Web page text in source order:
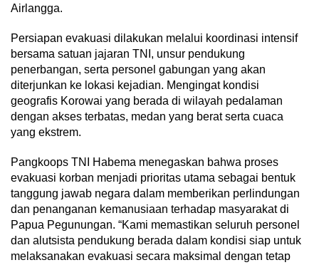
Airlangga.
Persiapan evakuasi dilakukan melalui koordinasi intensif
bersama satuan jajaran TNI, unsur pendukung
penerbangan, serta personel gabungan yang akan
diterjunkan ke lokasi kejadian. Mengingat kondisi
geografis Korowai yang berada di wilayah pedalaman
dengan akses terbatas, medan yang berat serta cuaca
yang ekstrem.
Pangkoops TNI Habema menegaskan bahwa proses
evakuasi korban menjadi prioritas utama sebagai bentuk
tanggung jawab negara dalam memberikan perlindungan
dan penanganan kemanusiaan terhadap masyarakat di
Papua Pegunungan. “Kami memastikan seluruh personel
dan alutsista pendukung berada dalam kondisi siap untuk
melaksanakan evakuasi secara maksimal dengan tetap